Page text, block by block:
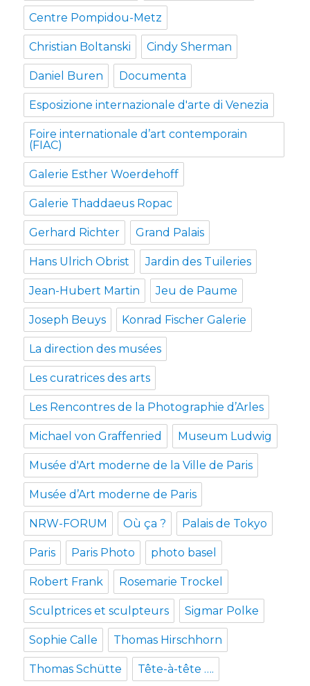
Centre Pompidou-Metz
Christian Boltanski Cindy Sherman
Daniel Buren Documenta
Esposizione internazionale d'arte di Venezia
Foire internationale d’art contemporain
(FIAC)
Galerie Esther Woerdehoff
Galerie Thaddaeus Ropac
Gerhard Richter Grand Palais
Hans Ulrich Obrist Jardin des Tuileries
Jean-Hubert Martin Jeu de Paume
Joseph Beuys Konrad Fischer Galerie
La direction des musées
Les curatrices des arts
Les Rencontres de la Photographie d’Arles
Michael von Graffenried Museum Ludwig
Musée d'Art moderne de la Ville de Paris
Musée d’Art moderne de Paris
NRW-FORUM Où ça ? Palais de Tokyo
Paris Paris Photo photo basel
Robert Frank Rosemarie Trockel
Sculptrices et sculpteurs Sigmar Polke
Sophie Calle Thomas Hirschhorn
Thomas Schütte Tête-à-tête ….